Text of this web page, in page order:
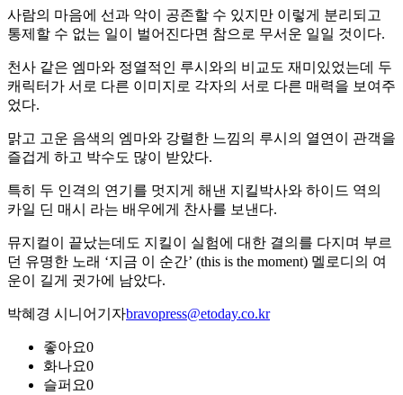
사람의 마음에 선과 악이 공존할 수 있지만 이렇게 분리되고
통제할 수 없는 일이 벌어진다면 참으로 무서운 일일 것이다.
천사 같은 엠마와 정열적인 루시와의 비교도 재미있었는데 두
캐릭터가 서로 다른 이미지로 각자의 서로 다른 매력을 보여주
었다.
맑고 고운 음색의 엠마와 강렬한 느낌의 루시의 열연이 관객을
즐겁게 하고 박수도 많이 받았다.
특히 두 인격의 연기를 멋지게 해낸 지킬박사와 하이드 역의
카일 딘 매시 라는 배우에게 찬사를 보낸다.
뮤지컬이 끝났는데도 지킬이 실험에 대한 결의를 다지며 부르
던 유명한 노래 ‘지금 이 순간’ (this is the moment) 멜로디의 여
운이 길게 귓가에 남았다.
박혜경 시니어기자bravopress@etoday.co.kr
좋아요0
화나요0
슬퍼요0